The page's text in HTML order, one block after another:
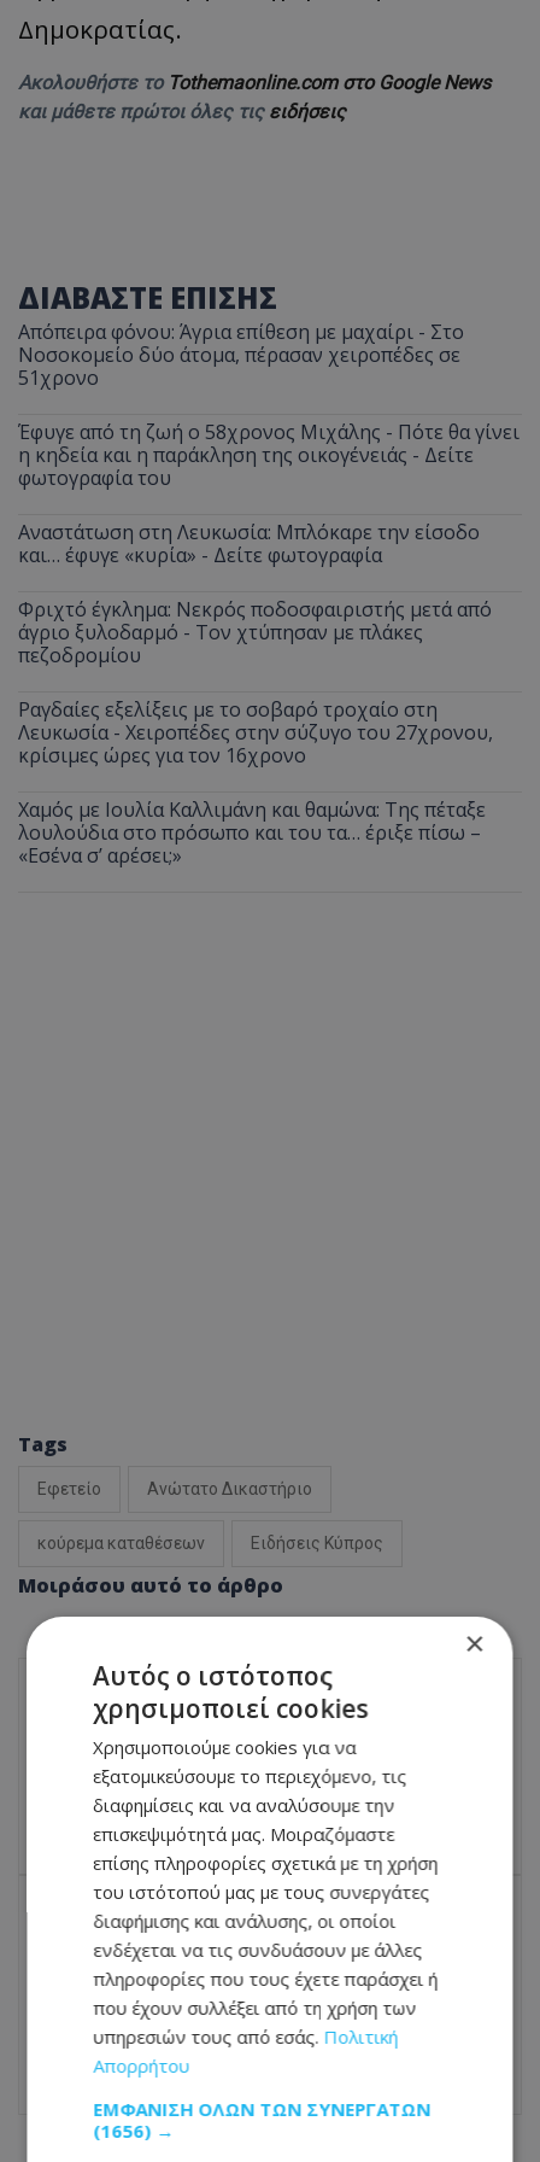
Δημοκρατίας.
Ακολουθήστε το Tothemaonline.com στο Google News
και μάθετε πρώτοι όλες τις ειδήσεις
ΔΙΑΒΑΣΤΕ ΕΠΙΣΗΣ
Απόπειρα φόνου: Άγρια επίθεση με μαχαίρι - Στο
Νοσοκομείο δύο άτομα, πέρασαν χειροπέδες σε
51χρονο
Έφυγε από τη ζωή ο 58χρονος Μιχάλης - Πότε θα γίνει
η κηδεία και η παράκληση της οικογένειάς - Δείτε
φωτογραφία του
Αναστάτωση στη Λευκωσία: Μπλόκαρε την είσοδο
και… έφυγε «κυρία» - Δείτε φωτογραφία
Φριχτό έγκλημα: Νεκρός ποδοσφαιριστής μετά από
άγριο ξυλοδαρμό - Τον χτύπησαν με πλάκες
πεζοδρομίου
Ραγδαίες εξελίξεις με το σοβαρό τροχαίο στη
Λευκωσία - Χειροπέδες στην σύζυγο του 27χρονου,
κρίσιμες ώρες για τον 16χρονο
Χαμός με Ιουλία Καλλιμάνη και θαμώνα: Της πέταξε
λουλούδια στο πρόσωπο και του τα… έριξε πίσω –
«Εσένα σ’ αρέσει;»
Tags
Εφετείο Ανώτατο Δικαστήριο
κούρεμα καταθέσεων Ειδήσεις Κύπρος
Μοιράσου αυτό το άρθρο
ΠΡΟΗΓΟΎΜΕΝΟ ΆΡΘΡΟ
Kόντρα στην Παρτιζάν η ΑΕΚ - Η κλήρωση
του Europa League
17.06.2025 - 16:25
ΕΠΌΜΕΝΟ ΆΡΘΡΟ
Καιρός: Έπεσε η θερμοκρασία την μέρα
και ανέβηκε τα βράδια – Πότε παίρνει
ξανά τον ανήφορο ο υδράργυρος
17.06.2025 - 17:09
×
Αυτός ο ιστότοπος
χρησιμοποιεί cookies
Χρησιμοποιούμε cookies για να
εξατομικεύσουμε το περιεχόμενο, τις
διαφημίσεις και να αναλύσουμε την
επισκεψιμότητά μας. Μοιραζόμαστε
επίσης πληροφορίες σχετικά με τη χρήση
του ιστότοπού μας με τους συνεργάτες
διαφήμισης και ανάλυσης, οι οποίοι
ενδέχεται να τις συνδυάσουν με άλλες
πληροφορίες που τους έχετε παράσχει ή
που έχουν συλλέξει από τη χρήση των
υπηρεσιών τους από εσάς. Πολιτική
Απορρήτου
ΕΜΦΆΝΙΣΗ ΌΛΩΝ ΤΩΝ ΣΥΝΕΡΓΑΤΏΝ
(1656) →